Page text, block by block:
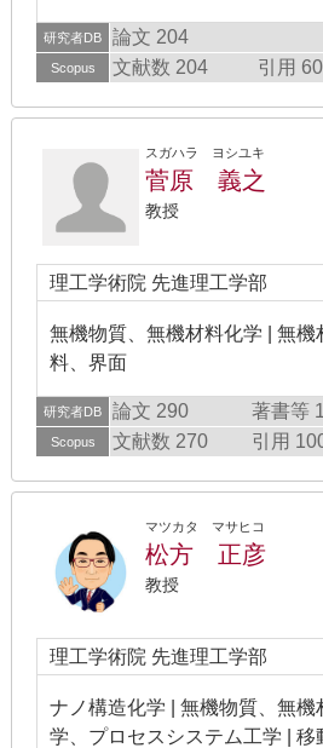
研究者DB 論文 204
Scopus 文献数 204 引用
スガハラ ヨシユキ
菅原 義之
教授
理工学術院 先進理工学部
無機物質、無機材料化学 | 無機
料、界面
研究者DB 論文 290 著書等
Scopus 文献数 270 引用
マツカタ マサヒコ
松方 正彦
教授
理工学術院 先進理工学部
ナノ構造化学 | 無機物質、無機
学、プロセスシステム工学 | 移